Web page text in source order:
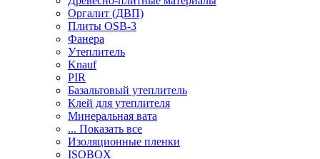
Оргалит (ДВП)
Плиты OSB-3
Фанера
Утеплитель
Knauf
PIR
Базальтовый утеплитель
Клей для утеплителя
Минеральная вата
... Показать все
Изоляционные пленки
ISOBOX